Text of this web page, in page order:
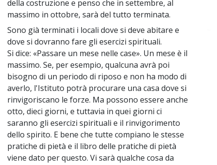
della costruzione e penso che in settembre, al
massimo in ottobre, sarà del tutto terminata.
Sono già terminati i locali dove si deve abitare e
dove si dovranno fare gli esercizi spirituali.
Si dice: «Passare un mese nelle case». Un mese è il
massimo. Se, per esempio, qualcuna avrà poi
bisogno di un periodo di riposo e non ha modo di
averlo, l'Istituto potrà procurare una casa dove si
rinvigoriscano le forze. Ma possono essere anche
otto, dieci giorni, e tuttavia in quei giorni ci
saranno gli esercizi spirituali e il rinvigorimento
dello spirito. E bene che tutte compiano le stesse
pratiche di pietà e il libro delle pratiche di pietà
viene dato per questo. Vi sarà qualche cosa da